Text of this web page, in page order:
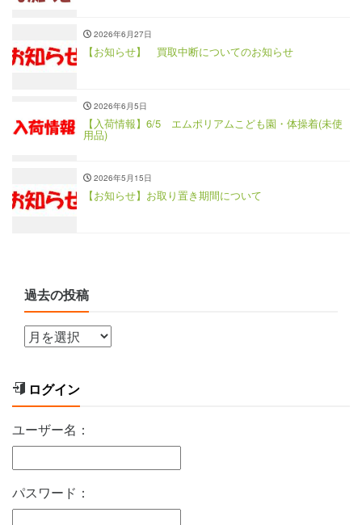
2026年6月27日
【お知らせ】 買取中断についてのお知らせ
2026年6月5日
【入荷情報】6/5 エムポリアムこども園・体操着(未使
用品)
2026年5月15日
【お知らせ】お取り置き期間について
過去の投稿
ログイン
ユーザー名：
パスワード：